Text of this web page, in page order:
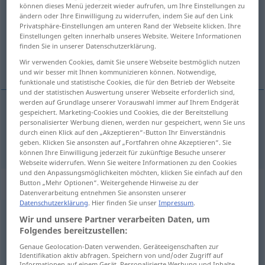
Übersicht aller Übersetzungen
(Für mehr Details die Übersetzung anklicken/antippen)
wo
waar
„waar“: voegwoord
waarkonj
Übersicht aller Übersetzungen
(Für mehr Details die Übersetzung anklicken/antippen)
können dieses Menü jederzeit wieder aufrufen, um Ihre Einstellungen zu
ändern oder Ihre Einwilligung zu widerrufen, indem Sie auf den Link
Privatsphäre-Einstellungen am unteren Rand der Webseite klicken. Ihre
Einstellungen gelten innerhalb unseres Website. Weitere Informationen
finden Sie in unserer Datenschutzerklärung.
Wir verwenden Cookies, damit Sie unsere Webseite bestmöglich nutzen
und wir besser mit Ihnen kommunizieren können. Notwendige,
funktionale und statistische Cookies, die für den Betrieb der Webseite
und der statistischen Auswertung unserer Webseite erforderlich sind,
werden auf Grundlage unserer Vorauswahl immer auf Ihrem Endgerät
gespeichert. Marketing-Cookies und Cookies, die der Bereitstellung
personalisierter Werbung dienen, werden nur gespeichert, wenn Sie uns
durch einen Klick auf den „Akzeptieren“-Button Ihr Einverständnis
geben. Klicken Sie ansonsten auf „Fortfahren ohne Akzeptieren“. Sie
können Ihre Einwilligung jederzeit für zukünftige Besuche unserer
Webseite widerrufen. Wenn Sie weitere Informationen zu den Cookies
und den Anpassungsmöglichkeiten möchten, klicken Sie einfach auf den
Button „Mehr Optionen“. Weitergehende Hinweise zu der
Datenverarbeitung entnehmen Sie ansonsten unserer
Datenschutzerklärung. Hier finden Sie unserImpressum.
Wir und unsere Partner verarbeiten Daten, um
Folgendes bereitzustellen:
Genaue Geolocation-Daten verwenden. Geräteeigenschaften zur
Identifikation aktiv abfragen. Speichern von und/oder Zugriff auf